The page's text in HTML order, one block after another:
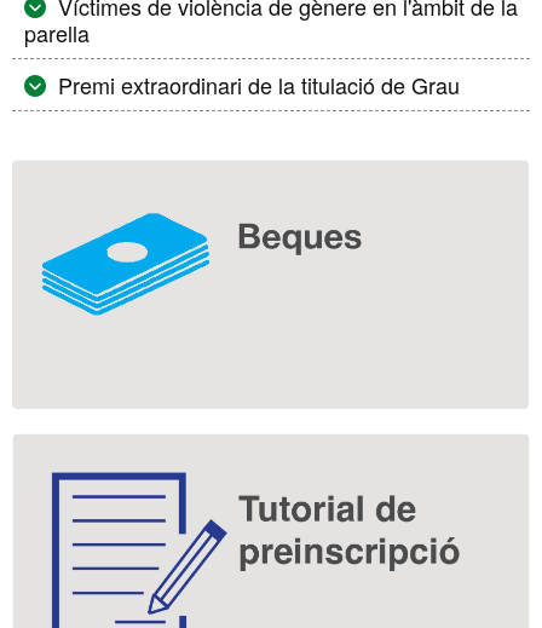
parella
Premi extraordinari de la titulació de Grau
Informació
complementària